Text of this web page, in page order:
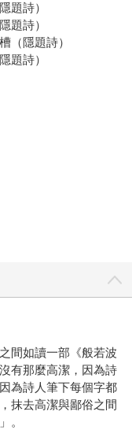
題詩）
題詩）
（隱題詩）
題詩）
間如讀一部《般若波
有那麼高潔，因為詩
為詩人筆下每個字都
抹去高潔與鄙俗之間
。